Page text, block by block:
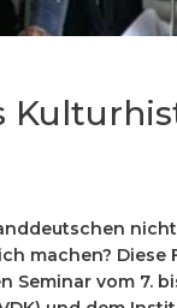
machen?
vom 7.